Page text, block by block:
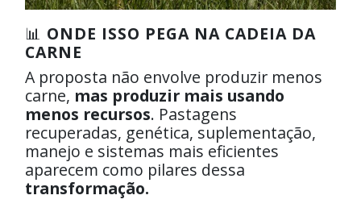
📊 ONDE ISSO PEGA NA CADEIA DA
CARNE
A proposta não envolve produzir menos
carne, mas produzir mais usando
menos recursos. Pastagens
recuperadas, genética, suplementação,
manejo e sistemas mais eficientes
aparecem como pilares dessa
transformação.